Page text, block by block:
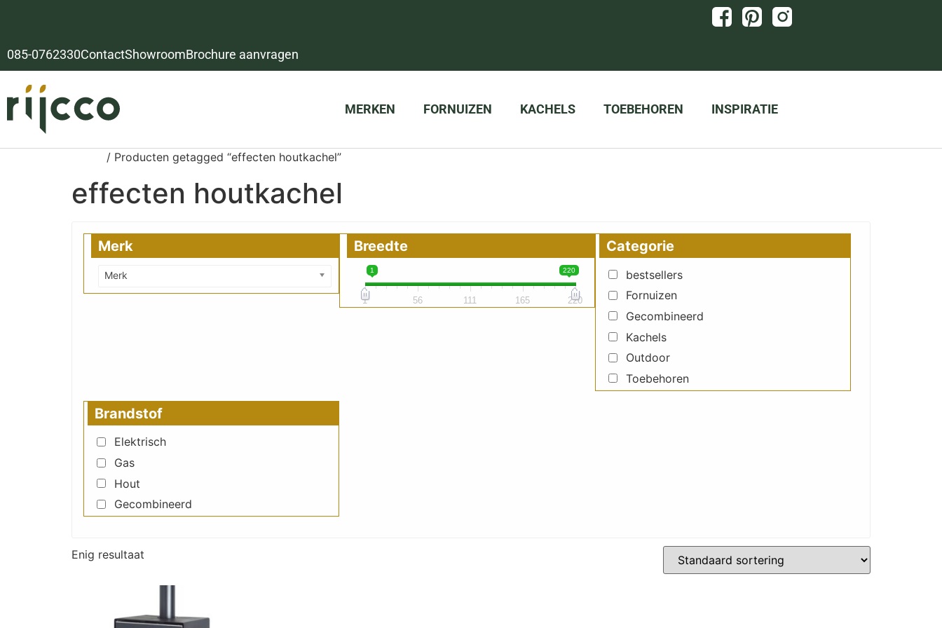
085-0762330ContactShowroomBrochure aanvragen
MERKEN FORNUIZEN KACHELS TOEBEHOREN INSPIRATIE
/ Producten getagged “effecten houtkachel”
effecten houtkachel
Merk
Merk
Breedte
1 220
1 56 111 165 220
Categorie
bestsellers
Fornuizen
Gecombineerd
Kachels
Outdoor
Toebehoren
Brandstof
Elektrisch
Gas
Hout
Gecombineerd
Enig resultaat